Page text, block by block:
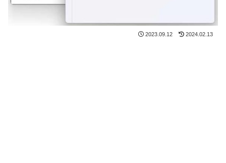
2023.09.12 2024.02.13